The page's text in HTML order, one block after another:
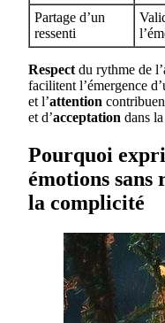
Partage d’un
ressenti
Respect du rythme de
facilitent l’émergence
et l’attention
et d’acceptation dans
Pourquoi
émotions
la complicité